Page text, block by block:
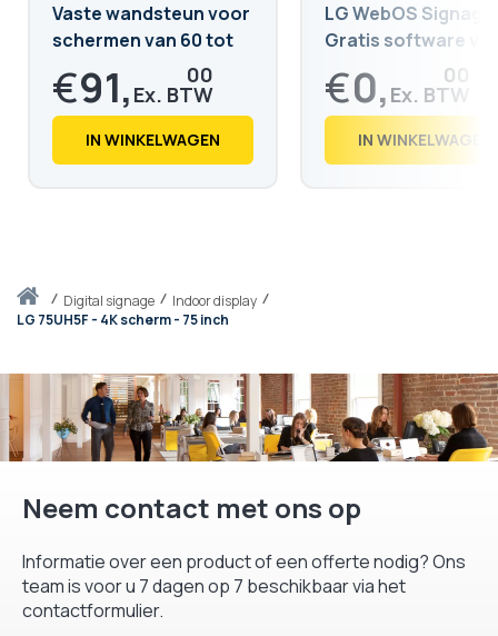
Thuisdigital signage
Indoor display
LG 75UH5F - 4K scherm - 75 inch
Vaste wandsteun voor
schermen van 60 tot
98 inch
€91, 00
€ 110,
IN WINKELWAGEN
LG WebOS
Gratis software
digitale displays
€0, 00
€ IN WINKELWAGEN
Neem contact met ons op
Informatie over een product of een offerte nodig? Ons
team is voor u 7 dagen op 7 beschikbaar via het
contactformulier.